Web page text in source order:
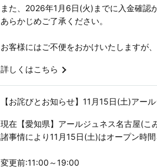
また、2026年1月6日(火)までに入金確認
あらかじめご了承ください。
お客様にはご不便をおかけいたしますが
詳しくはこちら
【お詫びとお知らせ】11月15日(土)アー
現在【愛知県】アールジュネス名古屋(こ
諸事情により11月15日(土)はオープン時
変更前:11:00～19:00